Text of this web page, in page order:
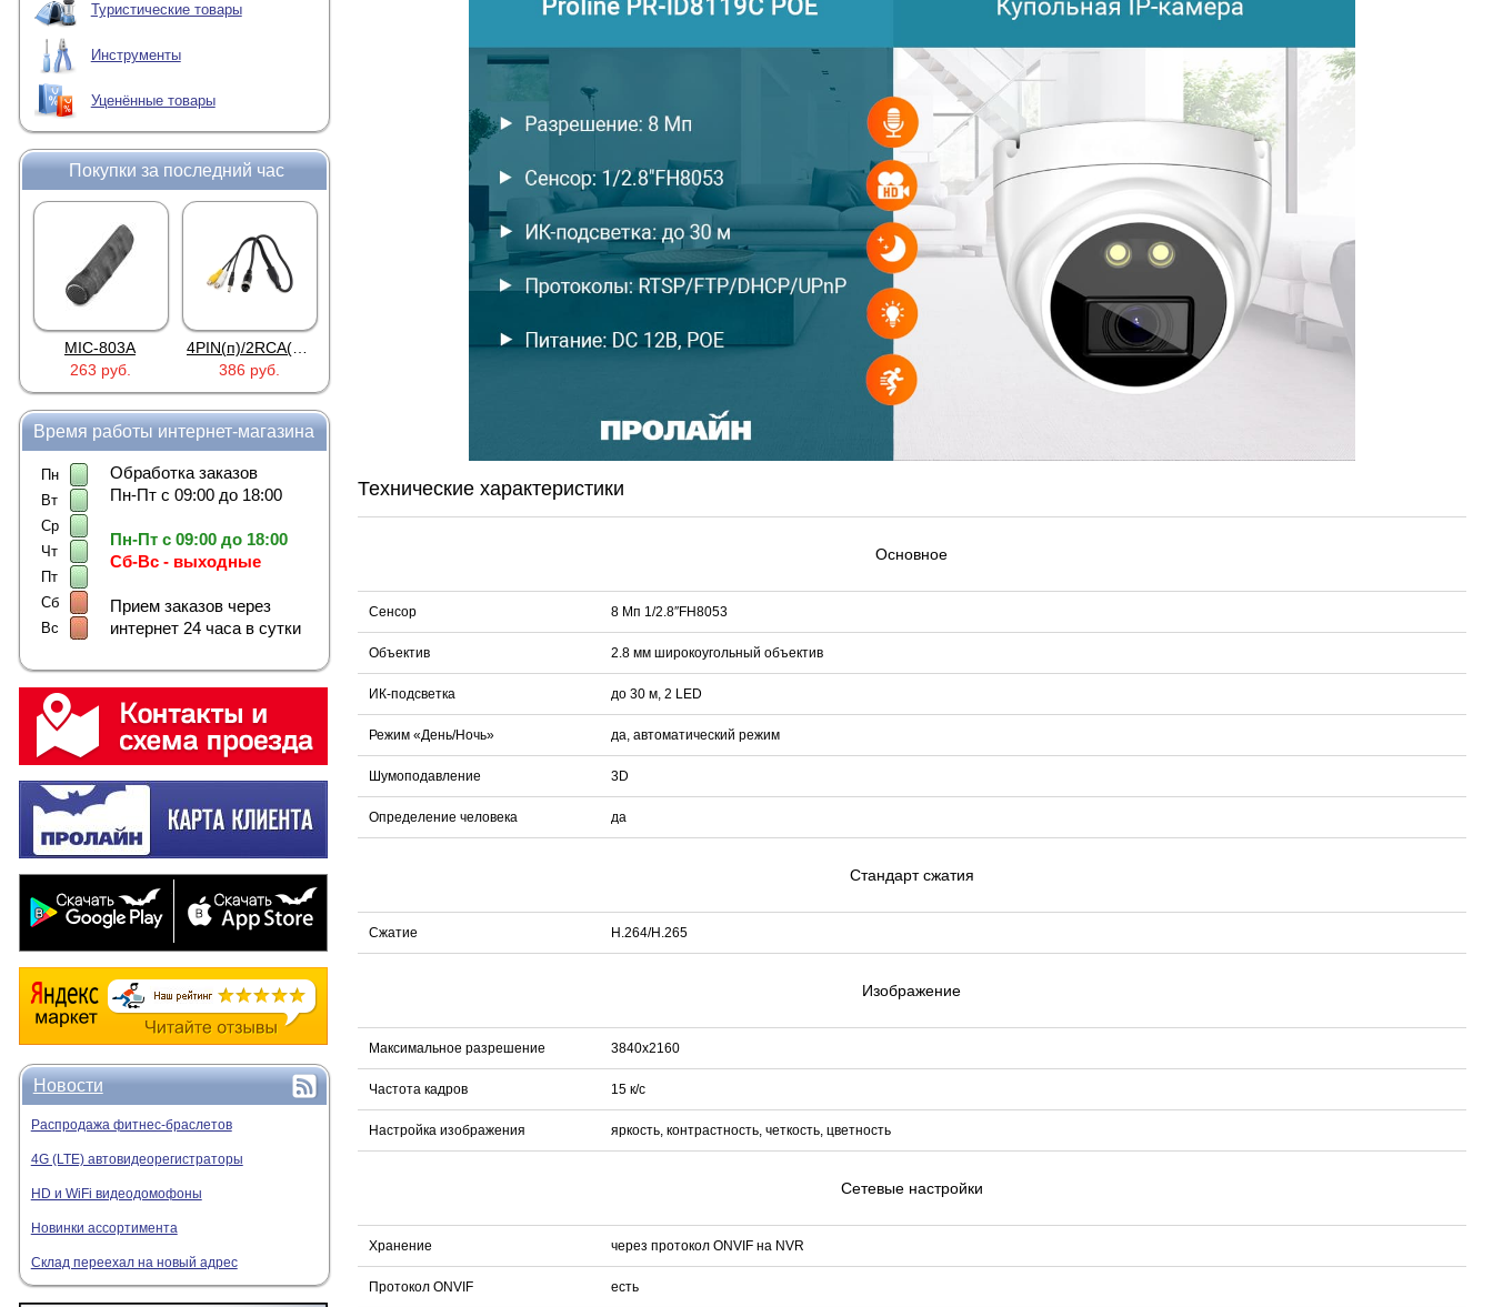
Туристические товары
Инструменты
Уценённые товары
Покупки за последний час
MIC-803A
263 руб.
4PIN(п)/2RCA(м)+DJK-11(п)
386 руб.
DJK-11Y(1м-2п) U3-1L
DJK-11Y(1м-4п) U3-1Y
Proline HA-CB01
4 452 руб.
Proline PR-LED0503F2AA RED
Карта EM Marine (тонкая)
Время работы интернет-магазина
Пн
Вт
Ср
Чт
Пт
Сб
Вс
Обработка заказов
Пн-Пт с 09:00 до 18:00
Пн-Пт с 09:00 до 18:00
Сб-Вс - выходные
Прием заказов через
интернет 24 часа в сутки
Новости
Распродажа фитнес-браслетов
4G (LTE) автовидеорегистраторы
HD и WiFi видеодомофоны
Новинки ассортимента
Склад переехал на новый адрес
Технические характеристики
Основное
Сенсор 8 Мп 1/2.8″FH8053
Объектив 2.8 мм широкоугольный объектив
ИК-подсветка до 30 м, 2 LED
Режим «День/Ночь» да, автоматический режим
Шумоподавление 3D
Определение человека да
Стандарт сжатия
Сжатие H.264/H.265
Изображение
Максимальное разрешение 3840х2160
Частота кадров 15 к/с
Настройка изображения яркость, контрастность, четкость, цветность
Сетевые настройки
Хранение через протокол ONVIF на NVR
Протокол ONVIF есть